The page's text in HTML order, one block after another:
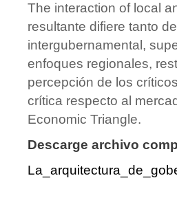
The interaction of local
resultante difiere tanto
intergubernamental,
enfoques regionales,
percepción de los
crítica respecto al
Economic Triangle.
Descarge archivo